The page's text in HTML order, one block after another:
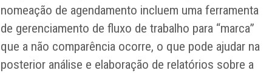
nomeação de agendamento incluem uma ferramenta
de gerenciamento de fluxo de trabalho para “marca”
que a não comparência ocorre, o que pode ajudar na
posterior análise e elaboração de relatórios sobre a